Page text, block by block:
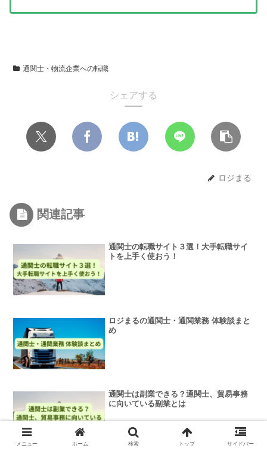
通関士・物流企業への転職
シェアする
ロジまる
関連記事
通関士の転職サイト３選！大手転職サイ
トを上手く使おう！
ロジまるの通関士・通関業務 体験談まと
め
通関士は副業できる？通関士、貿易事務
に向いている副業とは
メニュー ホーム 検索 トップ サイドバー